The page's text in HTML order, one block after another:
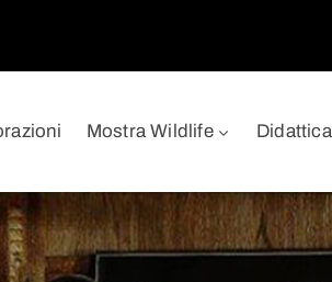
Mostra Wildlife Didattica